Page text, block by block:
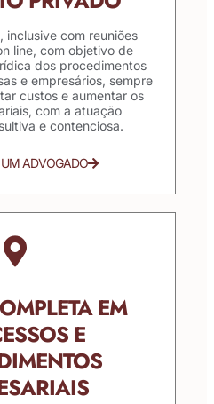
inclusive com reuniões
line, com objetivo de
dos procedimentos
e empresários, sempre
custos e aumentar os
com a atuação
e contenciosa.
ADVOGADO
EM
E